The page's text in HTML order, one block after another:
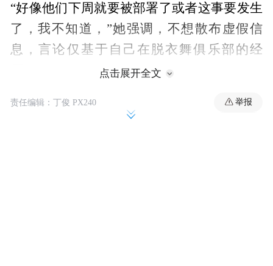
“好像他们下周就要被部署了或者这事要发生
了，我不知道，”她强调，不想散布虚假信
息，言论仅基于自己在脱衣舞俱乐部的经
她还说，很多人其实非常善良，看起来很年
点击展开全文
责任编辑：丁俊 PX240 举报